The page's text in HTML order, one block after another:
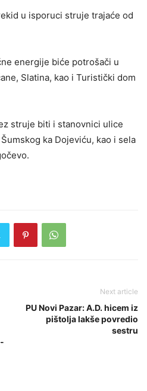
u isporuci struje trajaće od
energije biće potrošači u
Slatina, kao i Turistički dom
struje biti i stanovnici ulice
ka Dojeviću, kao i sela
Next article
PU Novi Pazar: A.D. hicem iz
pištolja lakše povredio
sestru